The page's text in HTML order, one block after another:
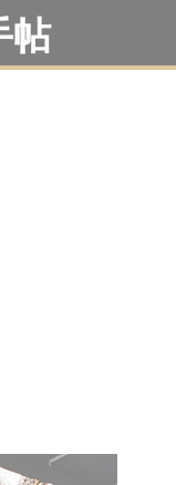
帖